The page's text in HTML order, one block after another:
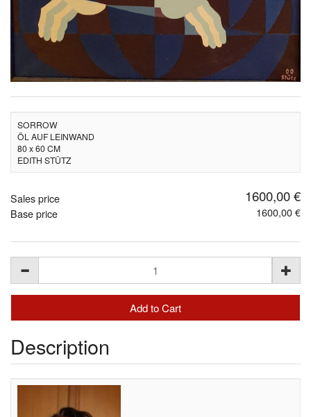
SORROW
ÖL AUF LEINWAND
80 x 60 CM
EDITH STÜTZ
Sales price 1600,00 €
Base price 1600,00 €
Description